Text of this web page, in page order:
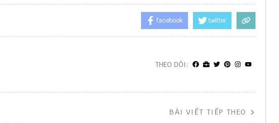
facebook twitter
THEO DÕI:
BÀI VIẾT TIẾP THEO